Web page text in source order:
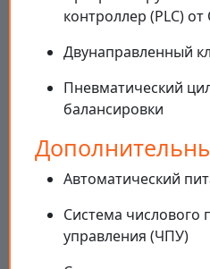
контроллер (PLC)
Двунаправленный
Пневматический
балансировки
Автоматический
Система числового
управления (ЧПУ)